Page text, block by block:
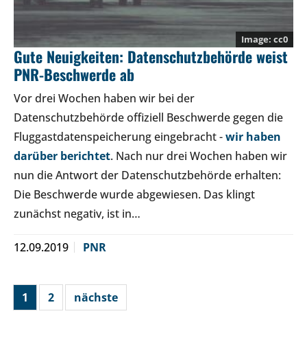
cc0
Gute Neuigkeiten: Datenschutzbehörde weist
PNR-Beschwerde ab
Vor drei Wochen haben wir bei der
Datenschutzbehörde offiziell Beschwerde gegen die
Fluggastdatenspeicherung eingebracht -wir haben
darüber berichtet. Nach nur drei Wochen haben wir
nun die Antwort der Datenschutzbehörde erhalten:
Die Beschwerde wurde abgewiesen. Das klingt
zunächst negativ, ist in…
12.09.2019 PNR
1 2 nächste